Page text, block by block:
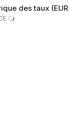
des taux